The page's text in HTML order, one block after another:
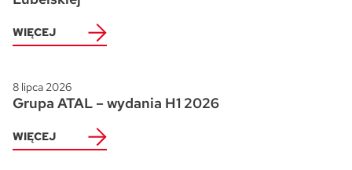
WIĘCEJ
8 lipca 2026
Grupa ATAL – wydania H1 2026
WIĘCEJ